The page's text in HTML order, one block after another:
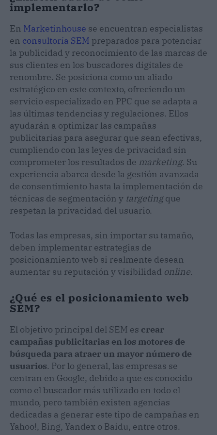
implementarlo?
En Marketinhouse se encuentran especialistas
en consultoría SEM preparados para potenciar
la publicidad y reconocimiento de las marcas de
sus clientes en los buscadores digitales de
renombre. Se posiciona como un aliado
estratégico en este contexto, ofreciendo un
servicio especializado en PPC que se adapta a
las últimas tendencias y regulaciones. Ellos
ayudarán a optimizar las campañas
publicitarias para asegurar que sean efectivas,
cumpliendo con las leyes de privacidad sin
comprometer los resultados de marketing. Su
experiencia abarca desde la gestión avanzada
de consentimiento hasta la implementación de
técnicas de segmentación y targetingque
respetan la privacidad del usuario.
Todas las empresas, sin importar su tamaño,
deben implementar estrategias de
posicionamiento web si realmente desean
aumentar su reputación y visibilidad online.
¿Qué es el posicionamiento web
SEM?
El objetivo principal del SEM es crear
campañas publicitarias en los motores de
búsqueda para atraer un mayor número de
usuarios. Por lo general, las empresas se
centran en Google, debido a que es conocido
como el buscador más utilizado en todo el
mundo, pero también existen agencias
dedicadas a generar este tipo de campañas en
Yahoo!, Bing, Yandex o Baidu, entre otros.